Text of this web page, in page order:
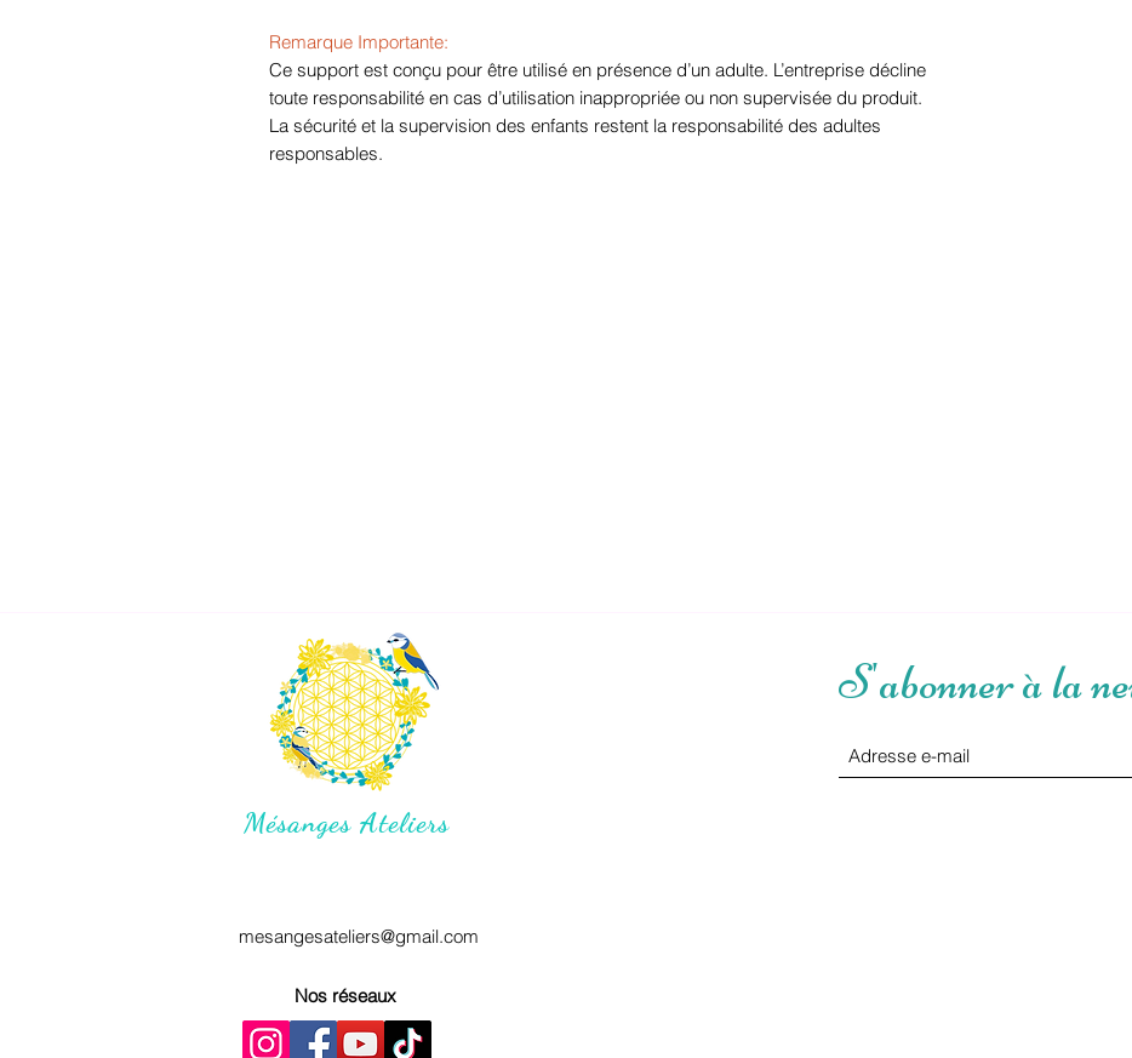
Remarque Importante:
Ce support est conçu pour être utilisé en présence d’un adulte. L’entreprise décline
toute responsabilité en cas d’utilisation inappropriée ou non supervisée du produit.
La sécurité et la supervision des enfants restent la responsabilité des adultes
responsables.
Mésanges Ateliers
S'abonner à la
mesangesateliers@gmail.com
Nos réseaux